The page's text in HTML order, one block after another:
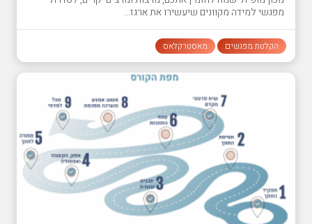
מפגשי למידה מקוונים שיעשירו את ארגז…
הקלטת מפגשים מאסטרקלאס